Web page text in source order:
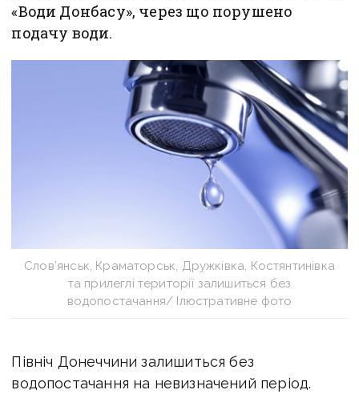
«Води Донбасу», через що порушено
подачу води.
Слов’янськ, Краматорськ, Дружківка, Костянтинівка
та прилеглі території залишиться без
водопостачання/ Ілюстративне фото
Північ Донеччини залишиться без
водопостачання на невизначений період.